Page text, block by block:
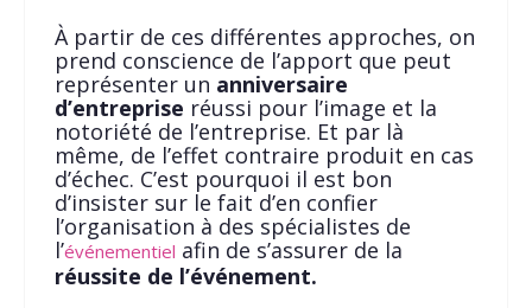
À partir de ces différentes approches, on
prend conscience de l’apport que peut
représenter un anniversaire
d’entreprise réussi pour l’image et la
notoriété de l’entreprise. Et par là
même, de l’effet contraire produit en cas
d’échec. C’est pourquoi il est bon
d’insister sur le fait d’en confier
l’organisation à des spécialistes de
l’événementiel afin de s’assurer de la
réussite de l’événement.